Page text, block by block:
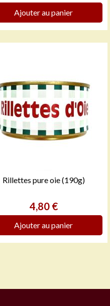
Ajouter au panier
Rillettes pure oie (190g)
Prix
4,80 €
Ajouter au panier